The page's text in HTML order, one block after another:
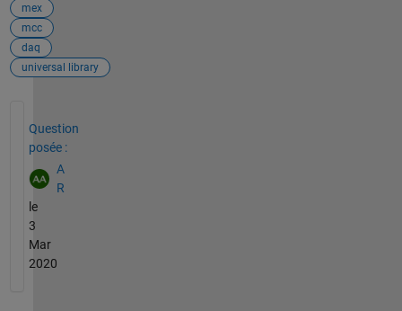
mex
mcc
daq
universal library
Question
posée :
A
R
le
3
Mar
2020